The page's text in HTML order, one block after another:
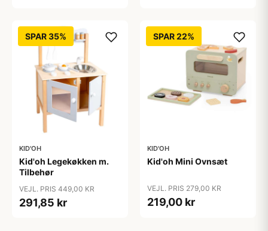
SPAR 35%
KID'OH
Kid'oh Legekøkken m.
Tilbehør
VEJL. PRIS 449,00 KR
291,85 kr
SPAR 22%
KID'OH
Kid'oh Mini Ovnsæt
VEJL. PRIS 279,00 KR
219,00 kr